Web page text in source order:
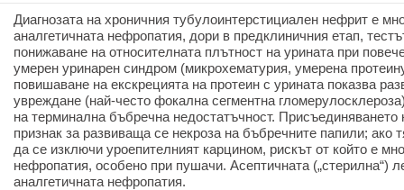
Диагнозата на хроничния тубулоинтерстициален нефрит е
аналгетичната нефропатия, дори в предклиничния етап,
понижаване на относителната плътност на урината при
умерен уринарен синдром (микрохематурия, умерена
повишаване на екскрецията на протеин с урината показва
увреждане (най-често фокална сегментна
на терминална бъбречна недостатъчност. Присъединяването
признак за развиваща се некроза на бъбречните папили; ако
да се изключи уроепителният карцином, рискът от който е
нефропатия, особено при пушачи. Асептичната („стерилна“)
аналгетичната нефропатия.